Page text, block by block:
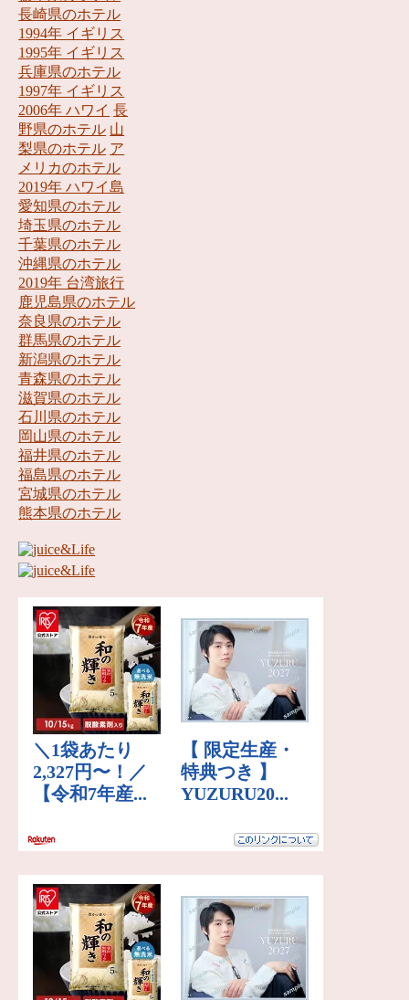
長崎県のホテル
1994年 イギリス
1995年 イギリス
兵庫県のホテル
1997年 イギリス
2006年 ハワイ 長
野県のホテル 山
梨県のホテル ア
メリカのホテル
2019年 ハワイ島
愛知県のホテル
埼玉県のホテル
千葉県のホテル
沖縄県のホテル
2019年 台湾旅行
鹿児島県のホテル
奈良県のホテル
群馬県のホテル
新潟県のホテル
青森県のホテル
滋賀県のホテル
石川県のホテル
岡山県のホテル
福井県のホテル
福島県のホテル
宮城県のホテル
熊本県のホテル